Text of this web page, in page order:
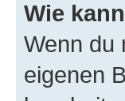
Wie
Wenn du
eigenen